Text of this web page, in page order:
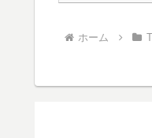
ホーム